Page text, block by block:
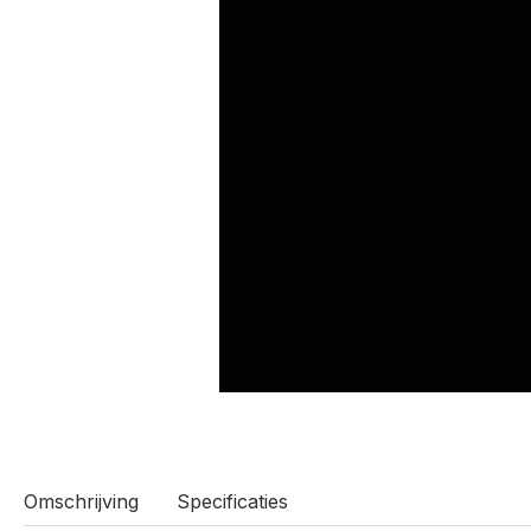
Omschrijving Specificaties